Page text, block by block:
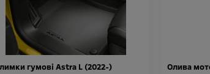
гумові Astra L (2022-)
Олива